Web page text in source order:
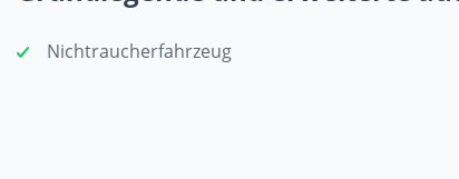
Nichtraucherfahrzeug